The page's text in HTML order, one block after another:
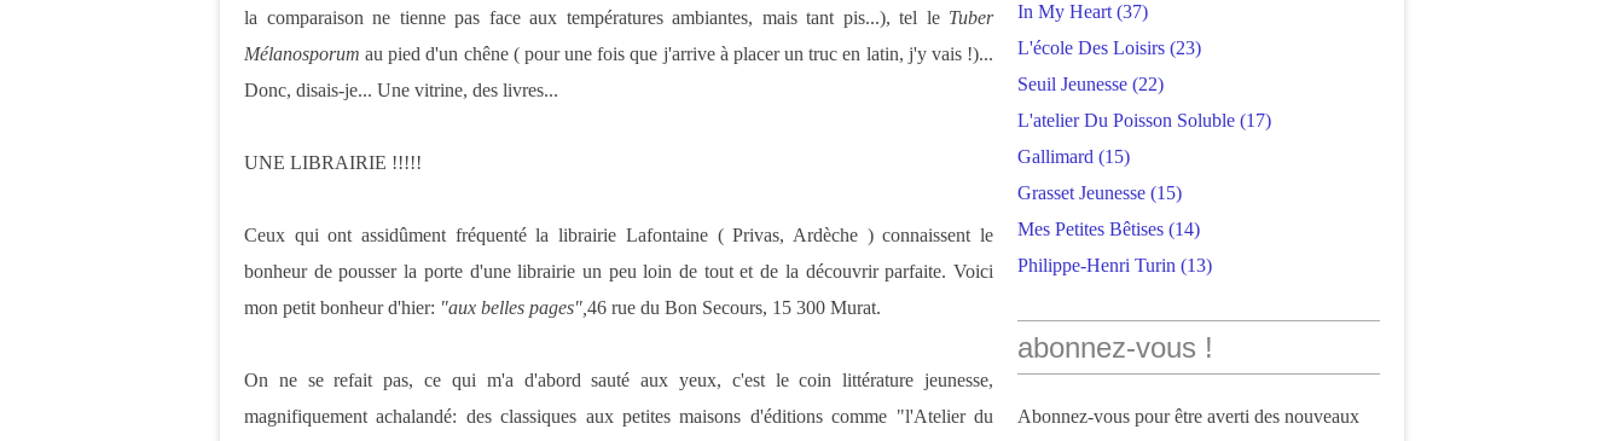
la comparaison ne tienne pas face aux températures ambiantes, mais tant pis...), tel le Tuber
Mélanosporum au pied d'un chêne ( pour une fois que j'arrive à placer un truc en latin, j'y vais !)...
Donc, disais-je... Une vitrine, des livres...
UNE LIBRAIRIE !!!!!
Ceux qui ont assidûment fréquenté la librairie Lafontaine ( Privas, Ardèche ) connaissent le
bonheur de pousser la porte d'une librairie un peu loin de tout et de la découvrir parfaite. Voici
mon petit bonheur d'hier: "aux belles pages", 46 rue du Bon Secours, 15 300 Murat.
On ne se refait pas, ce qui m'a d'abord sauté aux yeux, c'est le coin littérature jeunesse,
magnifiquement achalandé: des classiques aux petites maisons d'éditions comme "l'Atelier du
In My Heart (37)
L'école Des Loisirs (23)
Seuil Jeunesse (22)
L'atelier Du Poisson Soluble (17)
Gallimard (15)
Grasset Jeunesse (15)
Mes Petites Bêtises (14)
Philippe-Henri Turin (13)
abonnez-vous !
Abonnez-vous pour être averti des nouveaux